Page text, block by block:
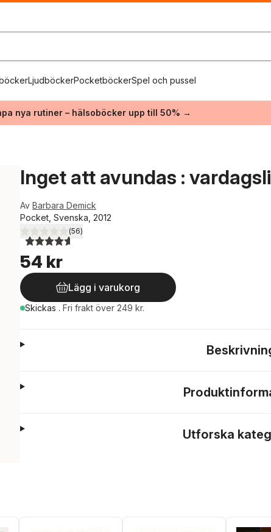
LjudböckerPocketböckerSpel och pussel
nya rutiner – hälsoböcker upp till 50% →
Inget att avundas :
Av Barbara Demick
Pocket, Svenska, 2012
4,6utav 5 stjärnor. Totalt antal röster:
(56)
54 kr
Lägg i varukorg
Skickas . Fri frakt över 249 kr.
Utforska